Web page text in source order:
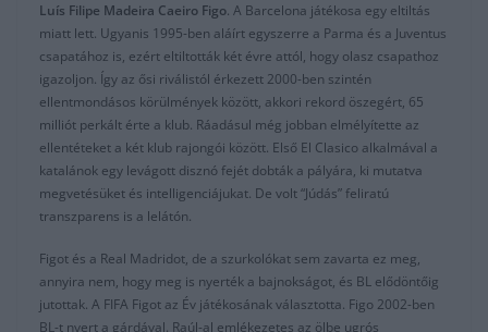
Luís Filipe Madeira Caeiro Figo. A Barcelona játékosa egy eltiltás
miatt lett. Ugyanis 1995-ben aláírt egyszerre a Parma és a Juventus
csapatához is, ezért eltiltották két évre attól, hogy olasz csapathoz
igazoljon. Így az ősi riválistól érkezett 2000-ben szintén
ellentmondásos körülmények között, akkori rekord öszegért, 65
milliót perkált érte a klub. Ráadásul még jobban elmélyítette az
ellentéteket a két klub rajongói között. Első El Clasico alkalmával a
katalánok egy levágott disznó fejét dobták a pályára, ki mutatva
megvetésüket és intelligenciájukat. De volt “Júdás” feliratú
transzparens is a lelátón.
Figot és a Real Madridot, de a szurkolókat sem zavarta ez meg,
annyira nem, hogy meg is nyerték a bajnokságot, és BL elődöntőig
jutottak. A FIFA Figot az Év játékosának választotta. Figo 2002-ben
BL-t nyert a gárdával. Raúl-al emlékezetes az ölbe ugrós